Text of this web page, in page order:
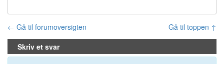
← Gå til forumoversigten
Gå til toppen ↑
Skriv et svar